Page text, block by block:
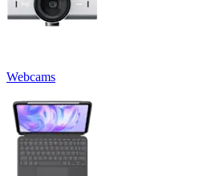
Webcams